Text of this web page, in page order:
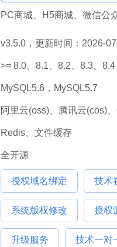
PC商城、H5商城、微信公
v3.5.0，更新时间：2026-
>= 8.0、8.1、8.2、8.3、8.4
MySQL5.6，MySQL5.7
阿里云(oss)、腾讯云(cos)
Redis、文件缓存
全开源
授权域名绑定 技术
系统版权修改 授权
升级服务 技术一对